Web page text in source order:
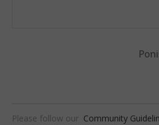
Please follow our Community